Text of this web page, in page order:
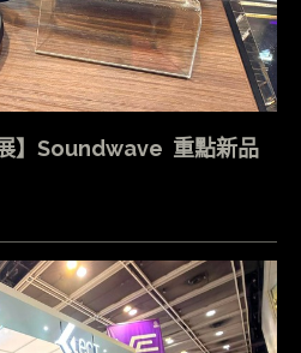
】Soundwave 重點新品